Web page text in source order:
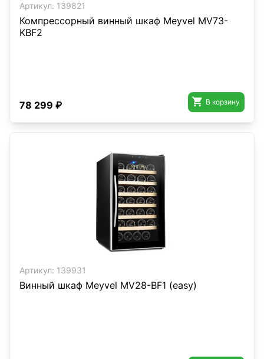
Артикул: 139821
Компрессорный винный шкаф Meyvel MV73-
KBF2
78 299 ₽  В корзину
Артикул: 139931
Винный шкаф Meyvel MV28-BF1 (easy)